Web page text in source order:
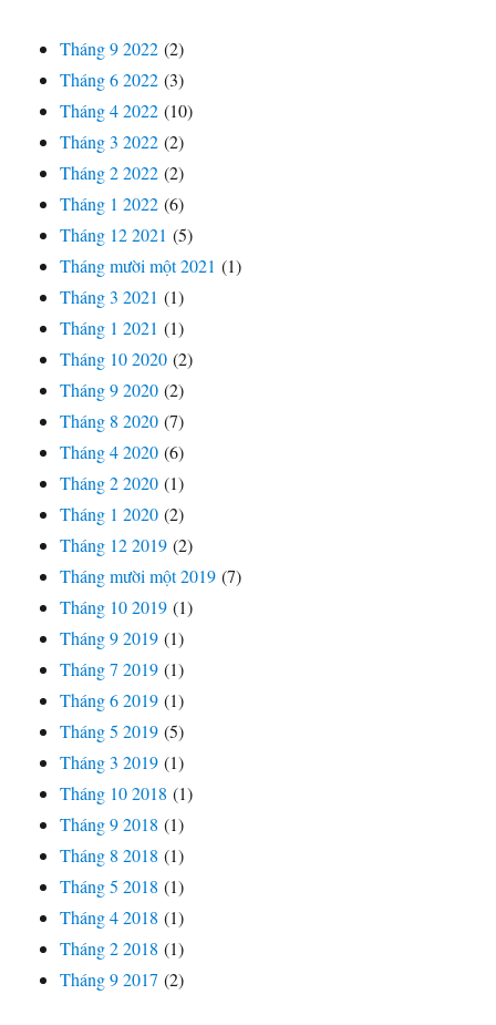
Tháng 9 2022 (2)
Tháng 6 2022 (3)
Tháng 4 2022 (10)
Tháng 3 2022 (2)
Tháng 2 2022 (2)
Tháng 1 2022 (6)
Tháng 12 2021 (5)
Tháng mười một 2021 (1)
Tháng 3 2021 (1)
Tháng 1 2021 (1)
Tháng 10 2020 (2)
Tháng 9 2020 (2)
Tháng 8 2020 (7)
Tháng 4 2020 (6)
Tháng 2 2020 (1)
Tháng 1 2020 (2)
Tháng 12 2019 (2)
Tháng mười một 2019 (7)
Tháng 10 2019 (1)
Tháng 9 2019 (1)
Tháng 7 2019 (1)
Tháng 6 2019 (1)
Tháng 5 2019 (5)
Tháng 3 2019 (1)
Tháng 10 2018 (1)
Tháng 9 2018 (1)
Tháng 8 2018 (1)
Tháng 5 2018 (1)
Tháng 4 2018 (1)
Tháng 2 2018 (1)
Tháng 9 2017 (2)